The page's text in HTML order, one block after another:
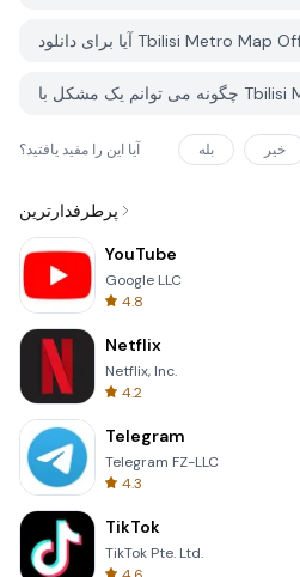
آیا این را مفید یافتید؟ بله خیر
پرطرفدارترین
YouTube
Google LLC
4.8
Netflix
Netflix, Inc.
4.2
Telegram
Telegram FZ-LLC
4.3
TikTok
TikTok Pte. Ltd.